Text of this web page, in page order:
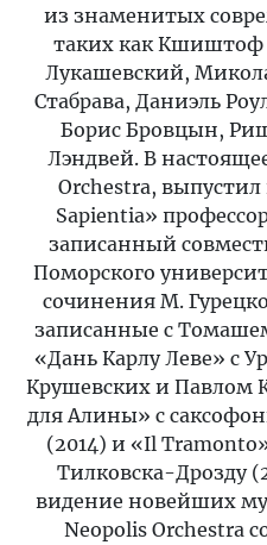
из знаменитых
таких как Кшиштоф
Лукашевский,
Стабрава, Даниэль
Борис Бровцын,
Лэндвей. В
Orchestra, выпустил
Sapientia»
записанный
Поморского
сочинения M.
записанные с
«Дань Карлу Леве» с
Крушевских и Павлом
для Алины» с
(2014) и «Il
Тилковска-Дрозду
видение новейших
Neopolis Orchestra